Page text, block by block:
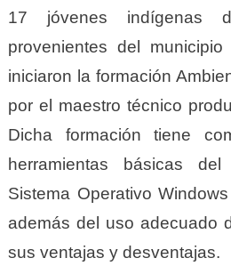
17 jóvenes indígenas
provenientes del
iniciaron la formación
por el maestro técnico
Dicha formación tiene
herramientas básicas
Sistema Operativo
además del uso adecuado
sus ventajas y desventajas.